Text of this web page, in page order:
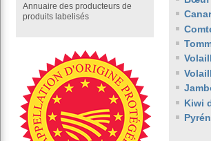
Annuaire des producteurs de
produits labelisés
Kiwi